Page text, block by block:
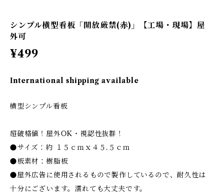
シンプル横型看板「開放厳禁(赤)」【工場・現場】屋
外可
¥499
International shipping available
横型シンプル看板
超破格値！屋外OK・視認性抜群！
●サイズ：約 １５ｃｍｘ４５.５ｃｍ
●板素材：樹脂板
●屋外広告に使用されるもので製作しているので、耐久性は
十分にございます。濡れても大丈夫です。